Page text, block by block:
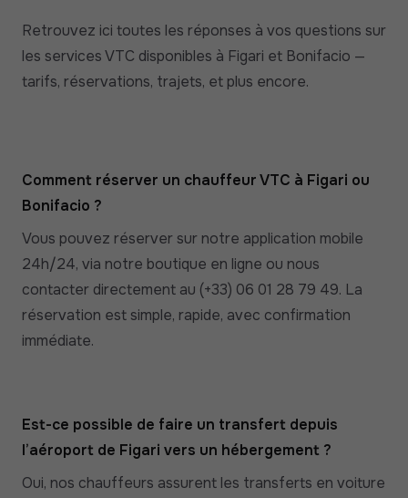
Retrouvez ici toutes les réponses à vos questions sur
les services VTC disponibles à Figari et Bonifacio —
tarifs, réservations, trajets, et plus encore.
Comment réserver un chauffeur VTC à Figari ou
Bonifacio ?
Vous pouvez réserver sur notre application mobile
24h/24, via notre boutique en ligne ou nous
contacter directement au (+33) 06 01 28 79 49. La
réservation est simple, rapide, avec confirmation
immédiate.
Est-ce possible de faire un transfert depuis
l’aéroport de Figari vers un hébergement ?
Oui, nos chauffeurs assurent les transferts en voiture